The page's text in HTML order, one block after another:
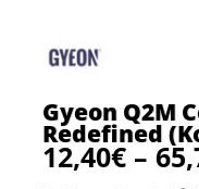
Gyeon Q2M
Redefined
12,40€ –